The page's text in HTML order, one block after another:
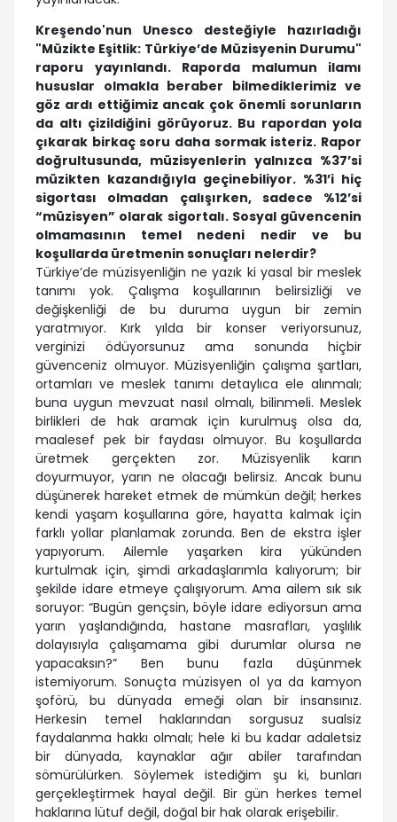
Kreşendo'nun Unesco desteğiyle hazırladığı
"Müzikte Eşitlik: Türkiye’de Müzisyenin Durumu"
raporu yayınlandı. Raporda malumun ilamı
hususlar olmakla beraber bilmediklerimiz ve
göz ardı ettiğimiz ancak çok önemli sorunların
da altı çizildiğini görüyoruz. Bu rapordan yola
çıkarak birkaç soru daha sormak isteriz. Rapor
doğrultusunda, müzisyenlerin yalnızca %37’si
müzikten kazandığıyla geçinebiliyor. %31’i hiç
sigortası olmadan çalışırken, sadece %12’si
“müzisyen” olarak sigortalı. Sosyal güvencenin
olmamasının temel nedeni nedir ve bu
koşullarda üretmenin sonuçları nelerdir?
Türkiye’de müzisyenliğin ne yazık ki yasal bir meslek
tanımı yok. Çalışma koşullarının belirsizliği ve
değişkenliği de bu duruma uygun bir zemin
yaratmıyor. Kırk yılda bir konser veriyorsunuz,
verginizi ödüyorsunuz ama sonunda hiçbir
güvenceniz olmuyor. Müzisyenliğin çalışma şartları,
ortamları ve meslek tanımı detaylıca ele alınmalı;
buna uygun mevzuat nasıl olmalı, bilinmeli. Meslek
birlikleri de hak aramak için kurulmuş olsa da,
maalesef pek bir faydası olmuyor. Bu koşullarda
üretmek gerçekten zor. Müzisyenlik karın
doyurmuyor, yarın ne olacağı belirsiz. Ancak bunu
düşünerek hareket etmek de mümkün değil; herkes
kendi yaşam koşullarına göre, hayatta kalmak için
farklı yollar planlamak zorunda. Ben de ekstra işler
yapıyorum. Ailemle yaşarken kira yükünden
kurtulmak için, şimdi arkadaşlarımla kalıyorum; bir
şekilde idare etmeye çalışıyorum. Ama ailem sık sık
soruyor: “Bugün gençsin, böyle idare ediyorsun ama
yarın yaşlandığında, hastane masrafları, yaşlılık
dolayısıyla çalışamama gibi durumlar olursa ne
yapacaksın?” Ben bunu fazla düşünmek
istemiyorum. Sonuçta müzisyen ol ya da kamyon
şoförü, bu dünyada emeği olan bir insansınız.
Herkesin temel haklarından sorgusuz sualsiz
faydalanma hakkı olmalı; hele ki bu kadar adaletsiz
bir dünyada, kaynaklar ağır abiler tarafından
sömürülürken. Söylemek istediğim şu ki, bunları
gerçekleştirmek hayal değil. Bir gün herkes temel
haklarına lütuf değil, doğal bir hak olarak erişebilir.